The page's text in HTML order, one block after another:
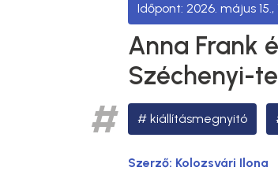
2026. május 15.,
Anna Frank
Széchenyi-
kiállításmegnyitó
Szerző: Kolozsvári Ilona